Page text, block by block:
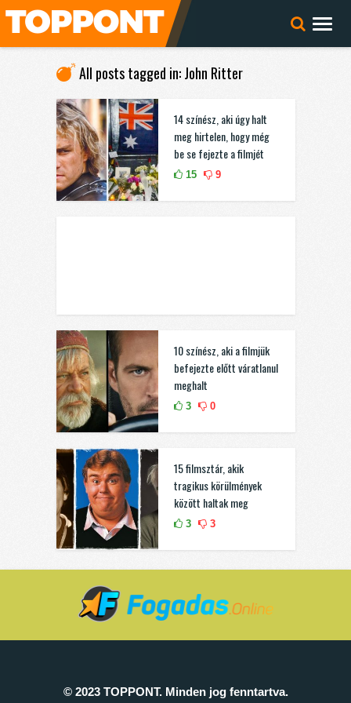
All posts tagged in: John Ritter
14 színész, aki úgy halt
meg hirtelen, hogy még
be se fejezte a filmjét
15 9
10 színész, aki a filmjük
befejezte előtt váratlanul
meghalt
3 0
15 filmsztár, akik
tragikus körülmények
között haltak meg
3 3
© 2023 TOPPONT. Minden jog fenntartva.